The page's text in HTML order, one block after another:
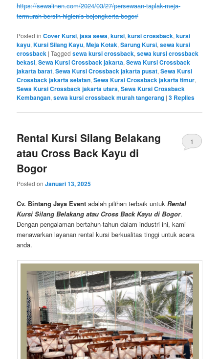
https://sewalinen.com/2024/03/27/persewaan-taplak-meja-
termurah-bersih-higienis-bojongkerta-bogor/
Posted in Cover Kursi,jasa sewa,kursi,kursi crossback,kursi
kayu,Kursi Silang Kayu,Meja Kotak,Sarung Kursi,sewa kursi
crossback |Tagged sewa kursi crossback,sewa kursi crossback
bekasi,Sewa Kursi Crossback jakarta,Sewa Kursi Crossback
jakarta barat,Sewa Kursi Crossback jakarta pusat,Sewa Kursi
Crossback jakarta selatan,Sewa Kursi Crossback jakarta timur,
Sewa Kursi Crossback jakarta utara,Sewa Kursi Crossback
Kembangan,sewa kursi crossback murah tangerang |3 Replies
Rental Kursi Silang Belakang
atau Cross Back Kayu di
Bogor
Posted onJanuari 13, 2025
1
Cv. Bintang Jaya Event adalah pilihan terbaik untukRental
Kursi Silang Belakang atau Cross Back Kayu di Bogor.
Dengan pengalaman bertahun-tahun dalam industri ini, kami
menawarkan layanan rental kursi berkualitas tinggi untuk acara
anda.